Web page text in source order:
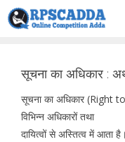
Skip
to
सूचना का अधिकार :
सूचना का अधिकार (Right
विभिन्न अधिकारों तथा
दायित्वों से अस्तित्व में आता